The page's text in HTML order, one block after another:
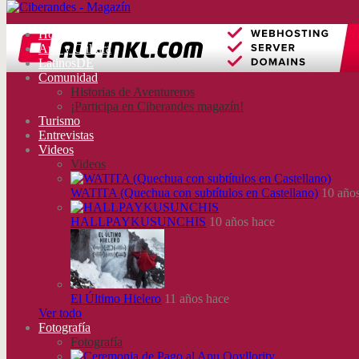
Home
Arte y Cultura
LatinosDE
Comunidad
Historias de Aventureros
¡Participa en Ciberandes magazín!
Turismo
Entrevistas
Videos
Videos
WATITA (Quechua con subtítulos en Castellano) 10
HALLPAYKUSUNCHIS 10 años hace
El Último Hielero 11 años hace
Ver todo
Fotografía
Fotografía